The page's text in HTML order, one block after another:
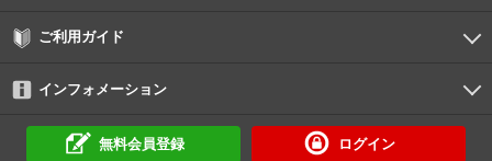
よくあるご質問
ご利用環境
お支払い方法
パスワードの再設定
サポートセンター
ご利用ガイド
初めての方へ
会員登録の手順
作品購入の手順
動画再生の手順
検索のヒント
DUGA Player
インフォメーション
DUGAからのお知らせ
デュガの歴史とあゆみ
利用規約
個人情報保護方針
特定商取引法に基づく表示
資金決済法に基づく表示
倫理基準
サイトマップ無料会員登録 ログイン